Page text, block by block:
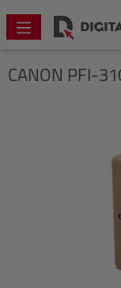
springen
CANON PFI-